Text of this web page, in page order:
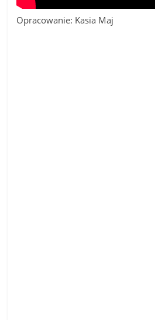
Opracowanie: Kasia Maj